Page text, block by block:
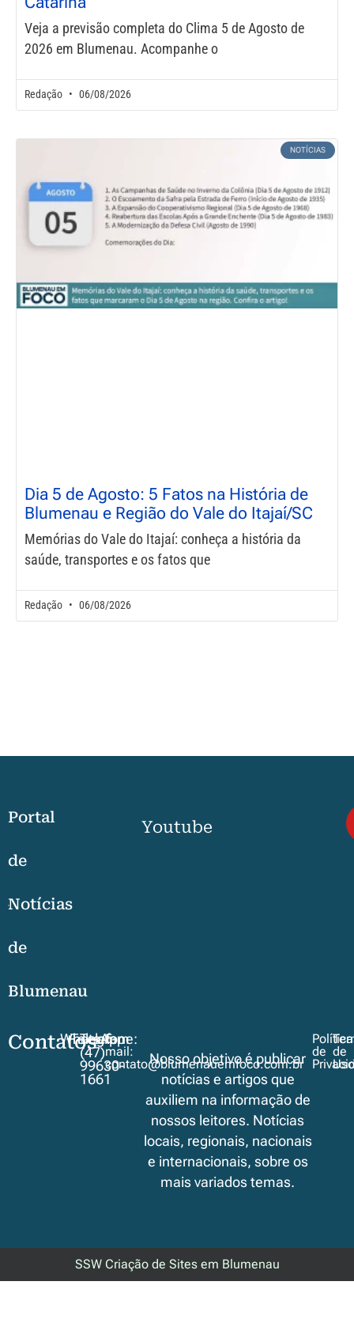
Veja a previsão completa do Clima 5 de Agosto de
2026 em Blumenau. Acompanhe o
Redação 06/08/2026
NOTÍCIAS
Dia 5 de Agosto: 5 Fatos na História de
Blumenau e Região do Vale do Itajaí/SC
Memórias do Vale do Itajaí: conheça a história da
saúde, transportes e os fatos que
Redação 06/08/2026
Portal
de
Notícias
de
Blumenau
Youtube
Contatos
WhatsApp
Telegram
Telefone:
(47)
99630-
1661
E-
mail:
contato@blumenauemfoco.com.br
Nosso objetivo é publicar
notícias e artigos que
auxiliem na informação de
nossos leitores. Notícias
locais, regionais, nacionais
e internacionais, sobre os
mais variados temas.
de de
SSW Criação de Sites em Blumenau